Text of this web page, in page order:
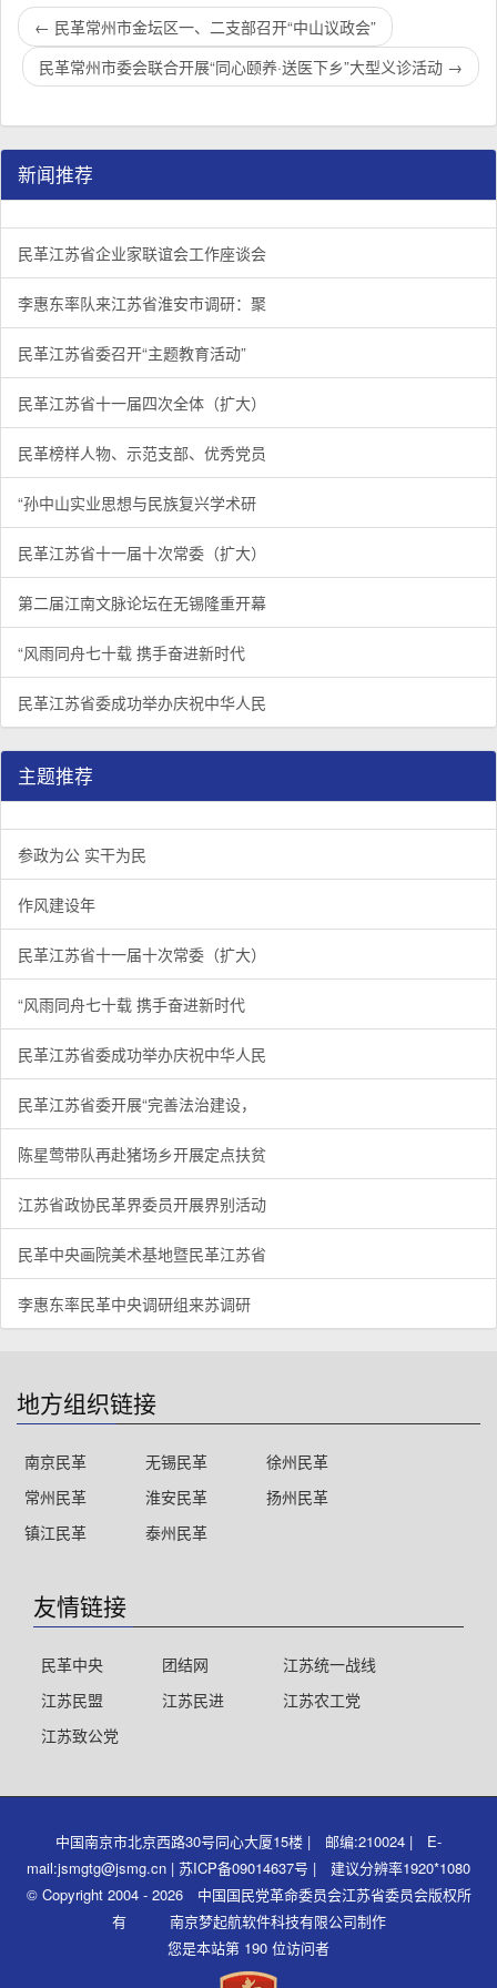
← 民革常州市金坛区一、二支部召开“中山议政会”
民革常州市委会联合开展“同心颐养·送医下乡”大型义诊活动 →
新闻推荐
民革江苏省企业家联谊会工作座谈会在宁召开
1/3 李惠东率队来江苏省淮安市调研：聚焦民革党员之家建设管
2/3 民革江苏省委召开“主题教育活动” 领导班子民主生活会
3/3
民革江苏省企业家联谊会工作座谈会
李惠东率队来江苏省淮安市调研：聚
民革江苏省委召开“主题教育活动”
民革江苏省十一届四次全体（扩大）
民革榜样人物、示范支部、优秀党员
“孙中山实业思想与民族复兴学术研
民革江苏省十一届十次常委（扩大）
第二届江南文脉论坛在无锡隆重开幕
“风雨同舟七十载 携手奋进新时代
民革江苏省委成功举办庆祝中华人民
主题推荐
参政为公 实干为民
作风建设年
民革江苏省十一届十次常委（扩大）
“风雨同舟七十载 携手奋进新时代
民革江苏省委成功举办庆祝中华人民
民革江苏省委开展“完善法治建设，
陈星莺带队再赴猪场乡开展定点扶贫
江苏省政协民革界委员开展界别活动
民革中央画院美术基地暨民革江苏省
李惠东率民革中央调研组来苏调研
地方组织链接
南京民革 无锡民革
徐州民革
常州民革
淮安民革
扬州民革
镇江民革
泰州民革
友情链接
民革中央 团结网
江苏统一战线
江苏民盟
江苏民进
江苏农工党
江苏致公党
中国南京市北京西路30号同心大厦15楼 | 邮编:210024 | E-
mail:jsmgtg@jsmg.cn | 苏ICP备09014637号 | 建议分辨率1920*1080
© Copyright 2004 - 2026 中国国民党革命委员会江苏省委员会版权所
有 南京梦起航软件科技有限公司制作
您是本站第 190 位访问者